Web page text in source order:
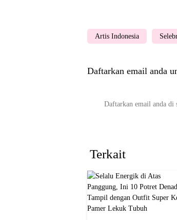
Artis Indonesia
Daftarkan email anda
Terkait